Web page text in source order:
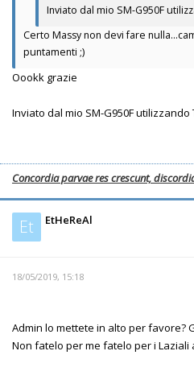
Inviato dal mio SM-G950F
Certo Massy non devi fare
puntamenti ;)
Oookk grazie
Inviato dal mio SM-G950F
Concordia parvae res crescunt,
Et EtHeReAl
18/05/2019, 15:18
Admin lo mettete in alto per favore?
Non fatelo per me fatelo per i Laziali